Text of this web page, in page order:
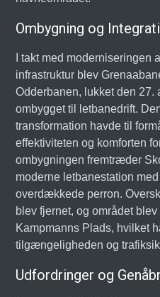
Ombygning og
I takt med moderniseringen
infrastruktur blev
Odderbanen, lukket den 27.
ombygget til letbanedrift.
transformation havde til
effektiviteten og komforten
ombygningen fremtræder
moderne letbanestation
overdækkede perron.
blev fjernet, og området
Kampmanns Plads, hvilket
tilgængeligheden og
Udfordringer og